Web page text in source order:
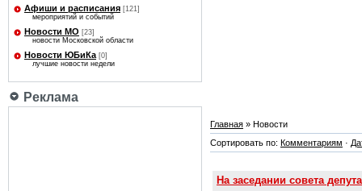
Афиши и расписания [121]
мероприятий и событий
Новости МО [23]
новости Московской области
Новости ЮБиКа [0]
лучшие новости недели
Реклама
Главная » Новости
Сортировать по: Комментариям ·
На заседании совета